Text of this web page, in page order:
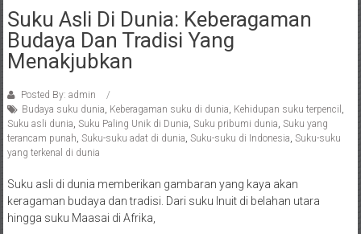
Suku Asli Di Dunia: Keberagaman
Budaya Dan Tradisi Yang
Menakjubkan
Posted By: admin
Budaya suku dunia Keberagaman suku di dunia Kehidupan suku terpencil
Suku asli dunia Suku Paling Unik di Dunia Suku pribumi dunia Suku yang
terancam punah Suku-suku adat di dunia Suku-suku di Indonesia Suku-suku
yang terkenal di dunia
Suku asli di dunia memberikan gambaran yang kaya akan
keragaman budaya dan tradisi. Dari suku Inuit di belahan utara
hingga suku Maasai di Afrika,